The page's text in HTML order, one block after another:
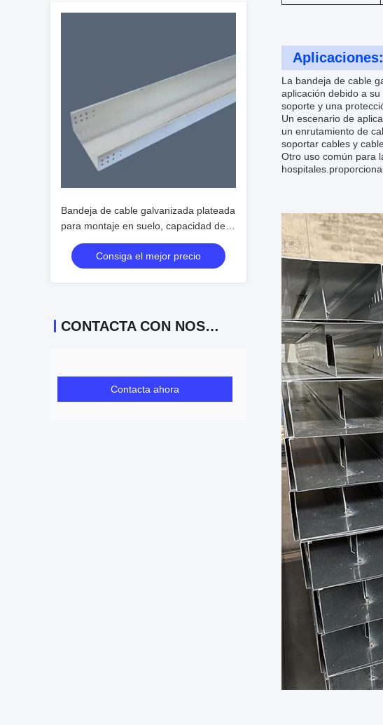
Bandeja de cable galvanizada plateada
para montaje en suelo, capacidad de
carga ligera y tamaño personalizable
Consiga el mejor precio
CONTACTA CON NOSOTROS
Contacta ahora
Aplicaciones:
La bandeja de cable
aplicación debido a
soporte y una
Un escenario de
un enrutamiento de
soportar cables y
Otro uso común para